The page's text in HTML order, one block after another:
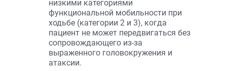
низкими категориями
функциональной мобильности при
ходьбе (категории 2 и 3), когда
пациент не может передвигаться без
сопровождающего из-за
выраженного головокружения и
атаксии.